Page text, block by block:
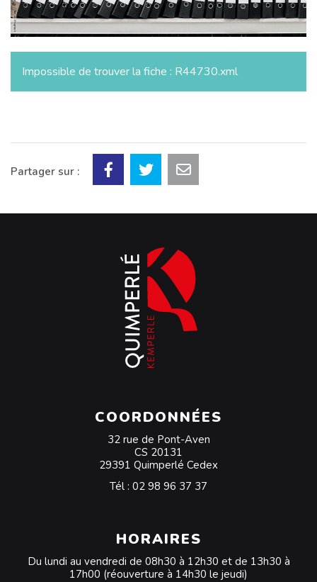
Impossible de trouver la fiche : R44730.xml
Partager sur :
COORDONNÉES
32 rue de Pont-Aven
CS 20131
29391 Quimperlé Cedex
Tél : 02 98 96 37 37
HORAIRES
Du lundi au vendredi de 08h30 à 12h30 et de 13h30 à
17h00 (réouverture à 14h30 le jeudi)